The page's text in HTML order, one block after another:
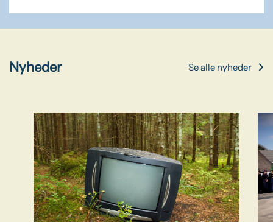
Nyheder Se alle nyheder